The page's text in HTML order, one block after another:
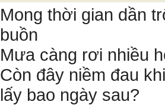
Mong thời gian dần
buồn
Mưa càng rơi nhiều
Còn đây niềm đau
lấy bao ngày sau?